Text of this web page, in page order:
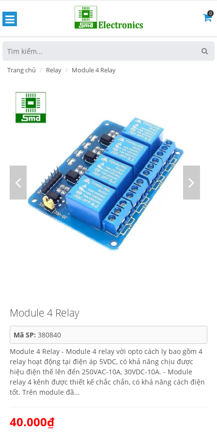
0
Trang chủ Relay Module 4 Relay
Module 4 Relay
Mã SP: 380840
Module 4 Relay - Module 4 relay với opto cách ly bao gồm 4
relay hoạt động tại điện áp 5VDC, có khả năng chịu được
hiệu điện thế lên đến 250VAC-10A, 30VDC-10A. - Module
relay 4 kênh được thiết kế chắc chắn, có khả năng cách điện
tốt. Trên module đã...
40.000₫